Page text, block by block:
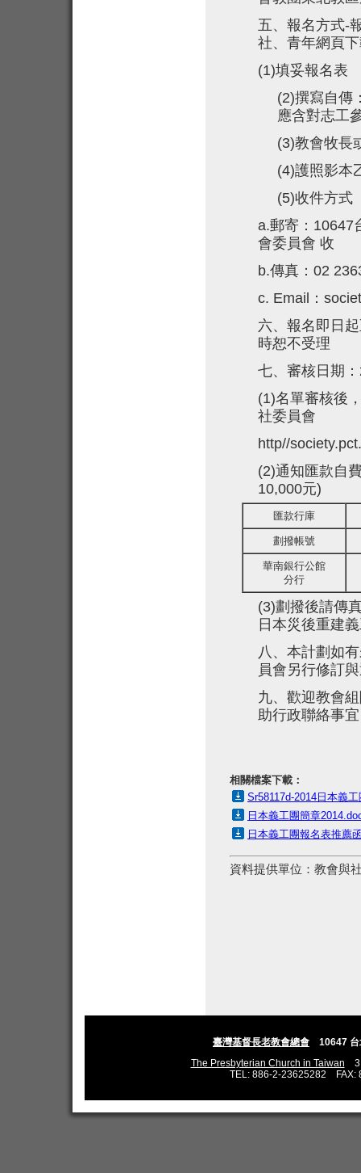
五、報名方式-
社、青年網頁
(1)填妥報名表
(2)撰寫自傳
應含對志工
(3)教會牧長
(4)護照影本
(5)收件方式
a.郵寄：10647
會委員會 收
b.傳真：02
c. Email
：
六、報名即日
時恕不受理
七、審核日期：
(1)名單審核後
社委員會
http//
(2)通知匯款自
10,000元)
匯款行庫
劃撥帳號
華南銀行公館
分行
(3)劃撥後請傳
日本災後重建
八、本計劃如
員會另行修訂
九、歡迎教會
助行政聯絡事宜
相關檔案下載：
Sr58117d-2014日本義
日本義工團簡章
日本義工團報名表推薦
資料提供單位： 教會與
臺灣基督長老教會總會 10647 台
The Presbyterian Church in Taiwan
TEL: 886-2-23625282